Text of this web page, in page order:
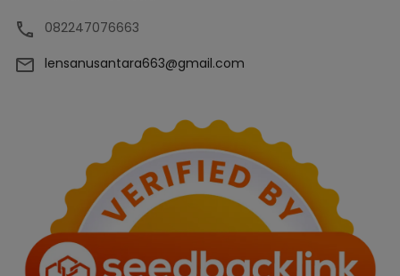
082247076663
lensanusantara663@gmail.com